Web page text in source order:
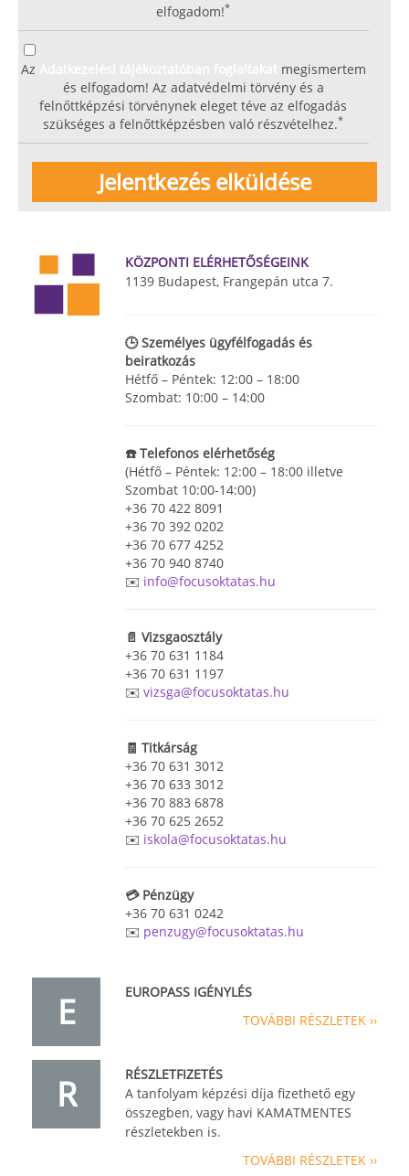
elfogadom!*
Az
megismertem
és elfogadom! Az adatvédelmi törvény és a
felnőttképzési törvénynek eleget téve az elfogadás
szükséges a felnőttképzésben való részvételhez.*
KÖZPONTI ELÉRHETŐSÉGEINK
1139 Budapest, Frangepán utca 7.
🕒 Személyes ügyfélfogadás és
beiratkozás
Hétfő – Péntek: 12:00 – 18:00
Szombat: 10:00 – 14:00
☎️ Telefonos elérhetőség
(Hétfő – Péntek: 12:00 – 18:00 illetve
Szombat 10:00-14:00)
+36 70 422 8091
+36 70 392 0202
+36 70 677 4252
+36 70 940 8740
✉️ info@focusoktatas.hu
📄 Vizsgaosztály
+36 70 631 1184
+36 70 631 1197
✉️ vizsga@focusoktatas.hu
🧾 Titkárság
+36 70 631 3012
+36 70 633 3012
+36 70 883 6878
+36 70 625 2652
✉️ iskola@focusoktatas.hu
💳 Pénzügy
+36 70 631 0242
✉️ penzugy@focusoktatas.hu
E
EUROPASS IGÉNYLÉS
TOVÁBBI RÉSZLETEK ››
R
RÉSZLETFIZETÉS
A tanfolyam képzési díja fizethető egy
összegben, vagy havi KAMATMENTES
részletekben is.
TOVÁBBI RÉSZLETEK ››